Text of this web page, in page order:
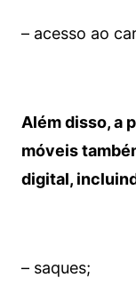
– acesso ao
Além disso, a
móveis
digital,
– saques;